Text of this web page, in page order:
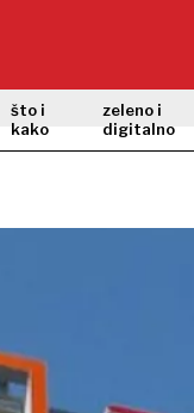
što i
kako
zeleno i
digitalno